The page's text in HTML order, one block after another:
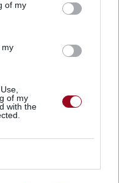
of my
my
of my
with the